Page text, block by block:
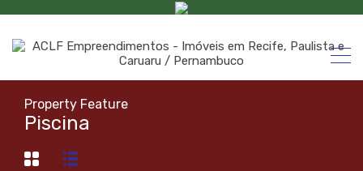
Property Feature
Piscina